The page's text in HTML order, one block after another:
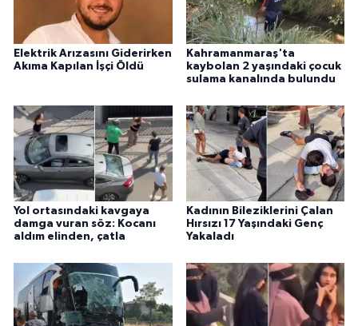
Elektrik Arızasını Giderirken
Akıma Kapılan İşçi Öldü
Kahramanmaraş'ta
kaybolan 2 yaşındaki çocuk
sulama kanalında bulundu
Yol ortasındaki kavgaya
damga vuran söz: Kocanı
aldım elinden, çatla
Kadının Bileziklerini Çalan
Hırsızı 17 Yaşındaki Genç
Yakaladı